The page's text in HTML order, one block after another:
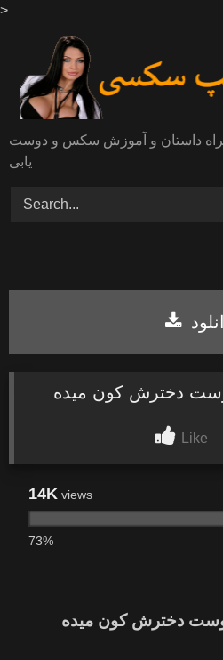
>
content
داستان و آموزش سکس و دوست
یابی
دخترش کون میده
Like
14K views
73%
دخترش کون میده